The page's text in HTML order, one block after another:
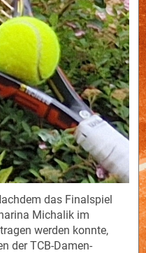
das Finalspiel
Michalik im
werden konnte,
der TCB-Damen-